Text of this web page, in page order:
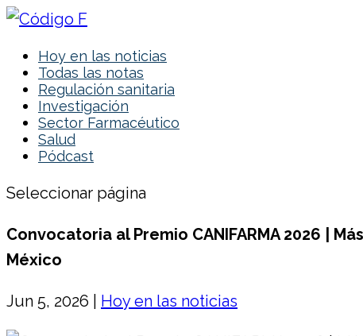
Hoy en las noticias
Todas las notas
Regulación sanitaria
Investigación
Sector Farmacéutico
Salud
Pódcast
Seleccionar página
Convocatoria al Premio CANIFARMA 2026 |
México
Jun 5, 2026 Hoy en las noticias